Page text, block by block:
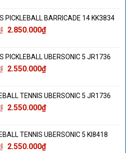
PICKLEBALL BARRICADE 14 KK3834
Giá
4.300.000₫.
2.850.000₫Giá
là:
2.850.000₫.
PICKLEBALL UBERSONIC 5 JR1736
Giá
4.000.000₫.
2.550.000₫Giá
là:
2.550.000₫.
TENNIS UBERSONIC 5 JR1736
Giá
4.000.000₫.
2.550.000₫Giá
là:
2.550.000₫.
TENNIS UBERSONIC 5 KI8418
Giá
2.550.000₫Giá